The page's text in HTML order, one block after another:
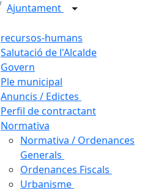
Ajuntament
recursos-humans
Salutació de l'Alcalde
Govern
Ple municipal
Anuncis / Edictes
Perfil de contractant
Normativa
Normativa / Ordenances
Generals
Ordenances Fiscals
Urbanisme